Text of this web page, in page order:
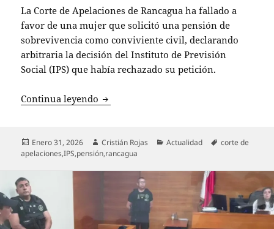
La Corte de Apelaciones de Rancagua ha fallado a
favor de una mujer que solicitó una pensión de
sobrevivencia como conviviente civil, declarando
arbitraria la decisión del Instituto de Previsión
Social (IPS) que había rechazado su petición.
Continua leyendo Corte de Rancagua ordena al IPS
Publicado
el
Enero 31, 2026 Autor
Cristián Rojas Categorías
Actualidad Etiquetas
corte de
apelaciones,IPS,pensión,rancagua